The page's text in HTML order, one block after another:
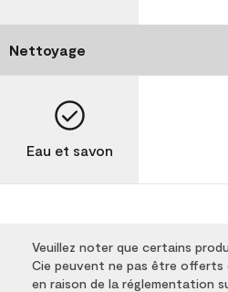
Nettoyage
Eau et savon
Veuillez noter que certains
Cie peuvent ne pas être offerts
en raison de la réglementation